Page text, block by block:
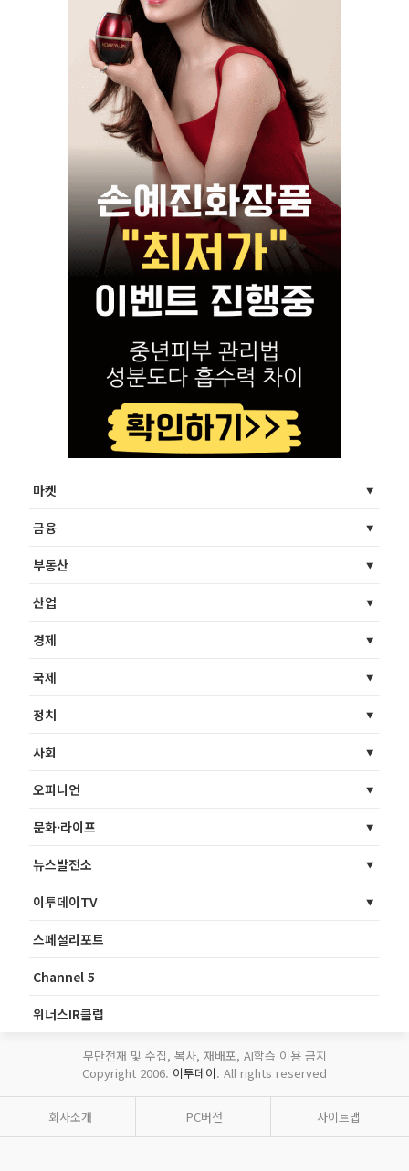
마켓
금융
부동산
산업
경제
국제
정치
사회
오피니언
문화·라이프
뉴스발전소
이투데이TV
스페셜리포트
Channel 5
위너스IR클럽
무단전재 및 수집, 복사, 재배포, AI학습 이용 금지
Copyright 2006. 이투데이. All rights reserved
회사소개 PC버전 사이트맵